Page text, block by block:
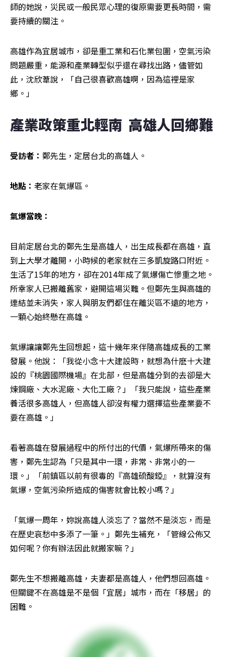
師的她說，災民或一般民眾心理的復原需要更長時間，需
要持續的關注。
高雄作為宜居城市，卻是重工業和石化業包圍，空氣污染
問題嚴重，能源和產業轉型似乎還在尋找出路，儘管如
此，沈欣葦說，「自己很喜歡高雄啊，因為這裡是家
鄉。」
產業政策重北輕南  高雄人回鄉難
受訪者： 鄭先生，定居台北的高雄人。
地點： 老家在氣爆區。
氣爆當晚：
目前定居台北的鄭先生是高雄人，出生成長都在高雄，直
到上大學才離開，小時候的老家就在三多凱旋路口附近。
生活了15年的地方，卻在2014年成了氣爆傷亡慘重之地。
所幸家人已搬離舊家，避開這場災難。但鄭先生與高雄的
連結並未消失，家人與朋友們都住在離災區不遠的地方，
一顆心始終懸在高雄。
氣爆讓讓鄭先生回想起，這十幾年來伴隨高雄成長的工業
發展。他說：「我從小念十大建設時，就想為什麽十大建
設的『桃園國際機場』在北部，但是高雄分到的去卻是大
煉鋼廠、大水泥廠、大化工廠？」「我只能說，這些產業
養活很多高雄人，但高雄人卻沒有權力選擇這些產業要不
要在高雄。」
看著高雄在發展過程中的所付出的代價，氣爆所帶來的傷
害，鄭先生認為「只是其中一環，非常、非常小的一
環。」「前鎮區以前有很毒的『高雄硫酸錏』，就算沒有
氣爆，空氣污染所造成的傷害就會比較小嗎？」
「氣爆一周年，妳說高雄人淡忘了？當然不是淡忘，而是
在歷史哀愁中多添了一筆。」鄭先生補充，「管線公佈又
如何呢？你有辦法因此就搬家嘛？」
鄭先生不想搬離高雄，夫妻都是高雄人，他們想回高雄。
但關鍵不在高雄是不是個「宜居」城市，而在「移居」的
困難。